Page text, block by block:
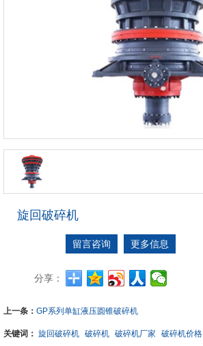
旋回破碎机
留言咨询 更多信息
分享：
上一条： GP系列单缸液压圆锥破碎机
关键词： 旋回破碎机 破碎机 破碎机厂家 破碎机价格